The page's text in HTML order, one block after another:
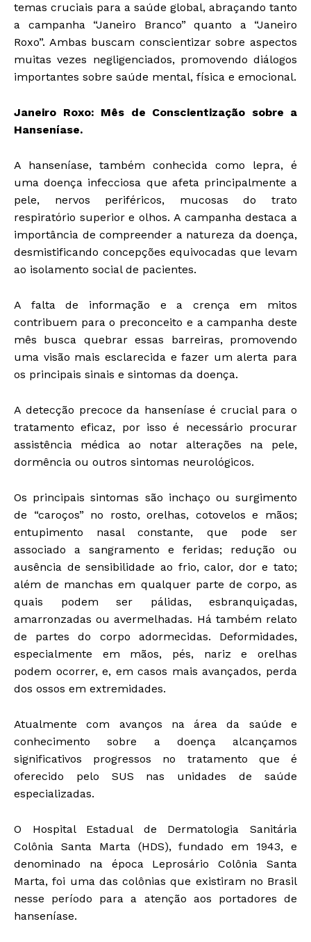
temas cruciais para a saúde global, abraçando tanto
a campanha “Janeiro Branco” quanto a “Janeiro
Roxo”. Ambas buscam conscientizar sobre aspectos
muitas vezes negligenciados, promovendo diálogos
importantes sobre saúde mental, física e emocional.
Janeiro Roxo: Mês de Conscientização sobre a
Hanseníase.
A hanseníase, também conhecida como lepra, é
uma doença infecciosa que afeta principalmente a
pele, nervos periféricos, mucosas do trato
respiratório superior e olhos. A campanha destaca a
importância de compreender a natureza da doença,
desmistificando concepções equivocadas que levam
ao isolamento social de pacientes.
A falta de informação e a crença em mitos
contribuem para o preconceito e a campanha deste
mês busca quebrar essas barreiras, promovendo
uma visão mais esclarecida e fazer um alerta para
os principais sinais e sintomas da doença.
A detecção precoce da hanseníase é crucial para o
tratamento eficaz, por isso é necessário procurar
assistência médica ao notar alterações na pele,
dormência ou outros sintomas neurológicos.
Os principais sintomas são inchaço ou surgimento
de “caroços” no rosto, orelhas, cotovelos e mãos;
entupimento nasal constante, que pode ser
associado a sangramento e feridas; redução ou
ausência de sensibilidade ao frio, calor, dor e tato;
além de manchas em qualquer parte de corpo, as
quais podem ser pálidas, esbranquiçadas,
amarronzadas ou avermelhadas. Há também relato
de partes do corpo adormecidas. Deformidades,
especialmente em mãos, pés, nariz e orelhas
podem ocorrer, e, em casos mais avançados, perda
dos ossos em extremidades.
Atualmente com avanços na área da saúde e
conhecimento sobre a doença alcançamos
significativos progressos no tratamento que é
oferecido pelo SUS nas unidades de saúde
especializadas.
O Hospital Estadual de Dermatologia Sanitária
Colônia Santa Marta (HDS), fundado em 1943, e
denominado na época Leprosário Colônia Santa
Marta, foi uma das colônias que existiram no Brasil
nesse período para a atenção aos portadores de
hanseníase.